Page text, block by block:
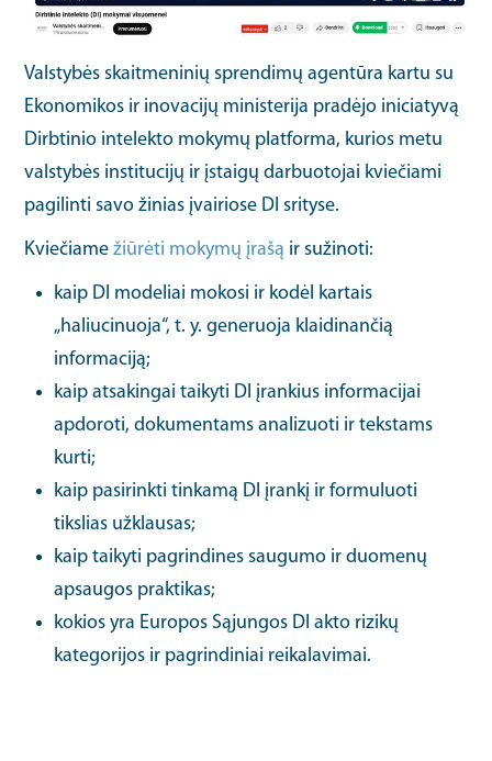
Valstybės skaitmeninių sprendimų agentūra kartu su
Ekonomikos ir inovacijų ministerija pradėjo iniciatyvą
Dirbtinio intelekto mokymų platforma, kurios metu
valstybės institucijų ir įstaigų darbuotojai kviečiami
pagilinti savo žinias įvairiose DI srityse.
Kviečiamežiūrėti mokymų įrašą ir sužinoti:
kaip DI modeliai mokosi ir kodėl kartais
„haliucinuoja“, t. y. generuoja klaidinančią
informaciją;
kaip atsakingai taikyti DI įrankius informacijai
apdoroti, dokumentams analizuoti ir tekstams
kurti;
kaip pasirinkti tinkamą DI įrankį ir formuluoti
tikslias užklausas;
kaip taikyti pagrindines saugumo ir duomenų
apsaugos praktikas;
kokios yra Europos Sąjungos DI akto rizikų
kategorijos ir pagrindiniai reikalavimai.